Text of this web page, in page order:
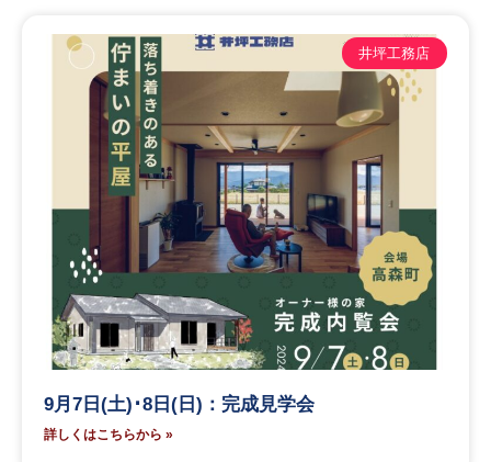
井坪工務店
9月7日(土)･8日(日)：完成見学会
詳しくはこちらから »